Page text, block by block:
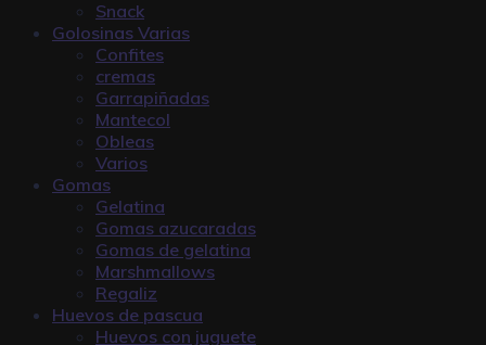
Snack
Golosinas Varias
Confites
cremas
Garrapiñadas
Mantecol
Obleas
Varios
Gomas
Gelatina
Gomas azucaradas
Gomas de gelatina
Marshmallows
Regaliz
Huevos de pascua
Huevos con juguete